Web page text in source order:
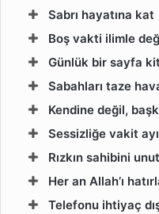
Sabrı hayatına kat
Boş vakti ilimle
Günlük bir sayfa
Sabahları taze
Kendine değil,
Sessizliğe vakit
Rızkın sahibini
Her an Allah’ı
Telefonu ihtiyaç